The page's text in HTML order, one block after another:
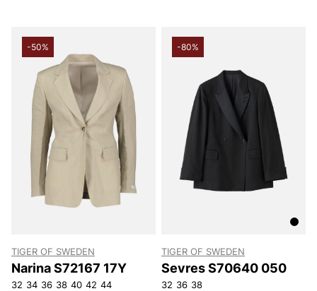
-50%
TIGER OF SWEDEN
Narina S72167 17Y
32 34 36 38 40 42 44
-80%
TIGER OF SWEDEN
Sevres S70640 050
32 36 38